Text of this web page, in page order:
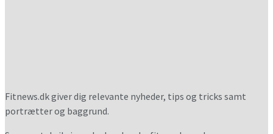
Fitnews.dk giver dig relevante nyheder, tips og tricks samt
portrætter og baggrund.